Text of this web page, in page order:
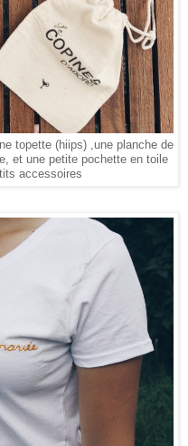
topette (hiips) ,une planche de
et une petite pochette en toile
accessoires